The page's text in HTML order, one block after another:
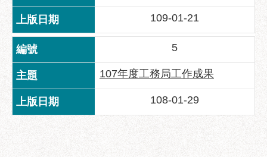
主
流
化
性
騷
治
109-01-21
5
107年度工務局工作成果
108-01-29